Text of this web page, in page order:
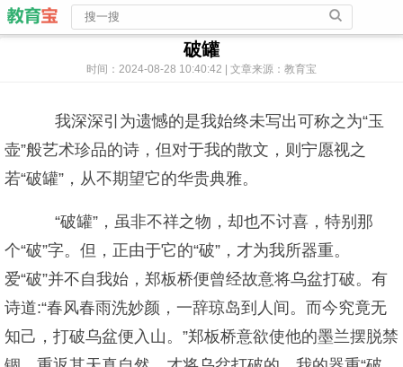
破罐
时间：2024-08-28 10:40:42 | 文章来源：教育宝
我深深引为遗憾的是我始终未写出可称之为“玉
壶”般艺术珍品的诗，但对于我的散文，则宁愿视之
若“破罐”，从不期望它的华贵典雅。
“破罐”，虽非不祥之物，却也不讨喜，特别那
个“破”字。但，正由于它的“破”，才为我所器重。
爱“破”并不自我始，郑板桥便曾经故意将乌盆打破。有
诗道:“春风春雨洗妙颜，一辞琼岛到人间。而今究竟无
知己，打破乌盆便入山。”郑板桥意欲使他的墨兰摆脱禁